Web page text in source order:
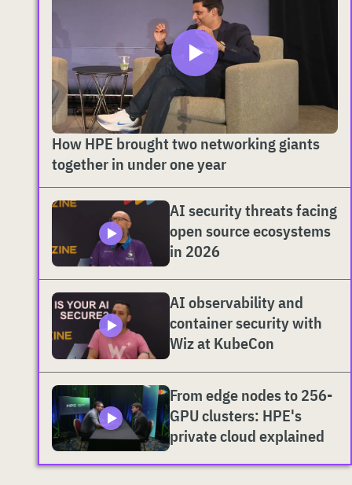
How HPE brought two networking giants
together in under one year
AI security threats facing
open source ecosystems
in 2026
AI observability and
container security with
Wiz at KubeCon
From edge nodes to 256-
GPU clusters: HPE's
private cloud explained